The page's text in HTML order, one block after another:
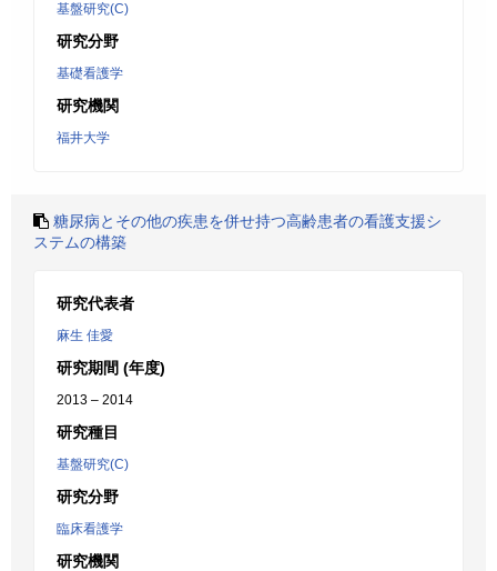
基盤研究(C)
研究分野
基礎看護学
研究機関
福井大学
糖尿病とその他の疾患を併せ持つ高齢患者の看護支援シ
ステムの構築
研究代表者
麻生 佳愛
研究期間 (年度)
2013 – 2014
研究種目
基盤研究(C)
研究分野
臨床看護学
研究機関